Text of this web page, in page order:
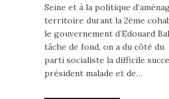
Seine et à la politique
territoire durant la 2ème
le gouvernement d’Edouard
tâche de fond, on a du côté du
parti socialiste la difficile
président malade et de…